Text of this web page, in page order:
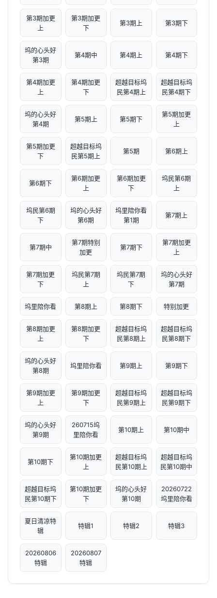
第3期加更
上
第3期加更
下
第3期上 第3期下
坞的心头好
第3期
第4期中 第4期上 第4期下
第4期加更
上
第4期加更
下
超越目标坞
民第4期上
超越目标坞
民第4期下
坞的心头好
第4期
第5期上 第5期下
第5期加更
上
第5期加更
下
超越目标坞
民第5期上
第5期 第6期上
第6期下
第6期加更
上
第6期加更
下
坞民第6期
上
坞民第6期
下
坞的心头好
第6期
坞里陪你看
第1期
第7期上
第7期中
第7期特别
加更
第7期下
第7期加更
上
第7期加更
下
坞民第7期
上
坞民第7期
下
坞的心头好
第7期
坞里陪你看 第8期上 第8期下 特别加更
第8期加更
上
第8期加更
下
超越目标坞
民第8期上
超越目标坞
民第8期下
坞的心头好
第8期
坞里陪你看 第9期上 第9期下
第9期加更
上
第9期加更
下
超越目标坞
民第9期上
超越目标坞
民第9期下
坞的心头好
第9期
260715坞
里陪你看
第10期上 第10期中
第10期下
第10期加更
上
超越目标坞
民第10期上
超越目标坞
民第10期中
超越目标坞
民第10期下
第10期加更
下
坞的心头好
第10期
20260722
坞里陪你看
夏日清凉特
辑
特辑1 特辑2 特辑3
20260806
特辑
20260807
特辑